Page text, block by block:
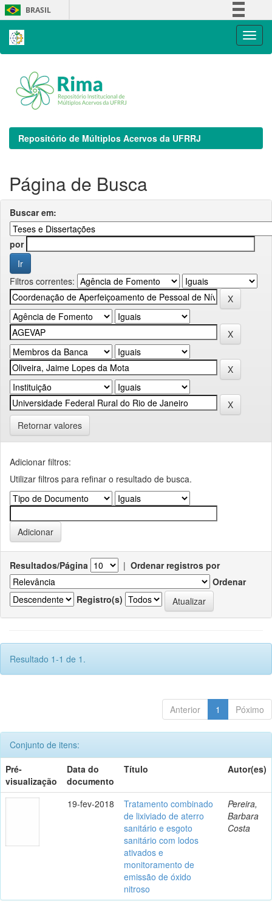
Skip
navigation
BRASIL
Repositório de Múltiplos Acervos da UFRRJ
Página de Busca
Buscar em:
por
Filtros correntes:
Retornar valores
Adicionar filtros:
Utilizar filtros para refinar o resultado de busca.
Resultados/Página | Ordenar registros por
Ordenar
Registro(s)
Resultado 1-1 de 1.
Anterior 1 Póximo
Conjunto de itens:
Pré-
visualização
Data do
documento
Título Autor(es)
19-fev-2018
Tratamento combinado
de lixiviado de aterro
sanitário e esgoto
sanitário com lodos
ativados e
monitoramento de
emissão de óxido
nitroso
Pereira,
Barbara
Costa